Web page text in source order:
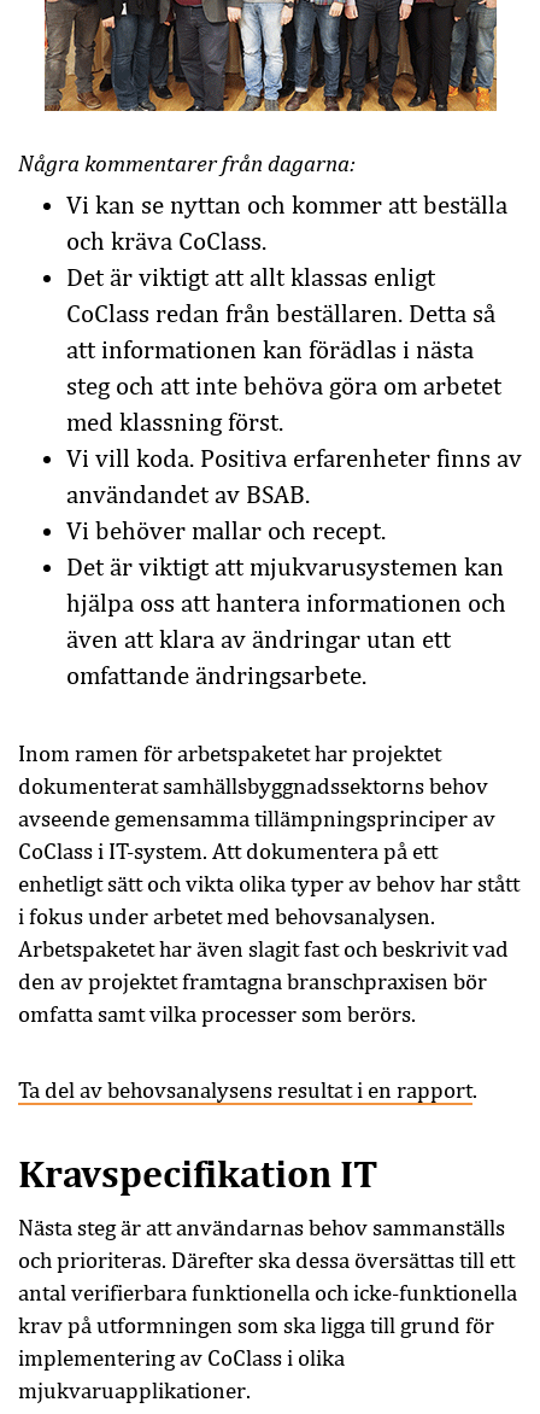
Några kommentarer från dagarna:
Vi kan se nyttan och kommer att beställa
och kräva CoClass.
Det är viktigt att allt klassas enligt
CoClass redan från beställaren. Detta så
att informationen kan förädlas i nästa
steg och att inte behöva göra om arbetet
med klassning först.
Vi vill koda. Positiva erfarenheter finns av
användandet av BSAB.
Vi behöver mallar och recept.
Det är viktigt att mjukvarusystemen kan
hjälpa oss att hantera informationen och
även att klara av ändringar utan ett
omfattande ändringsarbete.
Inom ramen för arbetspaketet har projektet
dokumenterat samhällsbyggnadssektorns behov
avseende gemensamma tillämpningsprinciper av
CoClass i IT-system. Att dokumentera på ett
enhetligt sätt och vikta olika typer av behov har stått
i fokus under arbetet med behovsanalysen.
Arbetspaketet har även slagit fast och beskrivit vad
den av projektet framtagna branschpraxisen bör
omfatta samt vilka processer som berörs.
Ta del av behovsanalysens resultat i en rapport.
Kravspecifikation IT
Nästa steg är att användarnas behov sammanställs
och prioriteras. Därefter ska dessa översättas till ett
antal verifierbara funktionella och icke-funktionella
krav på utformningen som ska ligga till grund för
implementering av CoClass i olika
mjukvaruapplikationer.